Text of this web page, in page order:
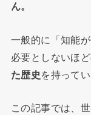
ん。
一般的に「知能
必要としないほ
た歴史 を持ってい
この記事では、